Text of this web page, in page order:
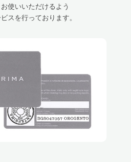
使いいただけるよう
スを行っております。